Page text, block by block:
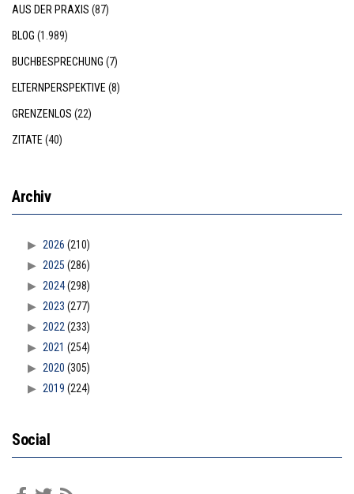
AUS DER PRAXIS (87)
BLOG (1.989)
BUCHBESPRECHUNG (7)
ELTERNPERSPEKTIVE (8)
GRENZENLOS (22)
ZITATE (40)
Archiv
2026 (210)
2025 (286)
2024(298)
2023 (277)
2022 (233)
2021 (254)
2020 (305)
2019 (224)
Social